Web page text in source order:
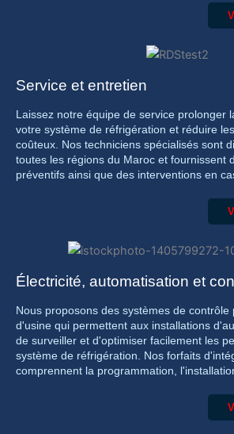
Service et entretien
Laissez notre équipe de service prolonger
votre système de réfrigération et réduire
coûteux. Nos techniciens spécialisés sont
toutes les régions du Maroc et fournissent
préventifs ainsi que des interventions en
Électricité, automatisation et
Nous proposons des systèmes de contrôle
d'usine qui permettent aux installations
de surveiller et d'optimiser facilement les
système de réfrigération. Nos forfaits
comprennent la programmation,